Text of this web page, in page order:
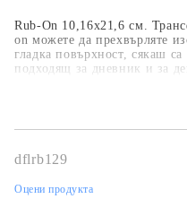
Rub-On 10,16x21,6 см.
on можете да прехвърляте
гладка повърхност, сякаш
подходящ за дневник и за
dflrb129
Оцени продукта